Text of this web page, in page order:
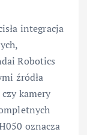
integracja
Robotics
źródła
kamery
oznacza